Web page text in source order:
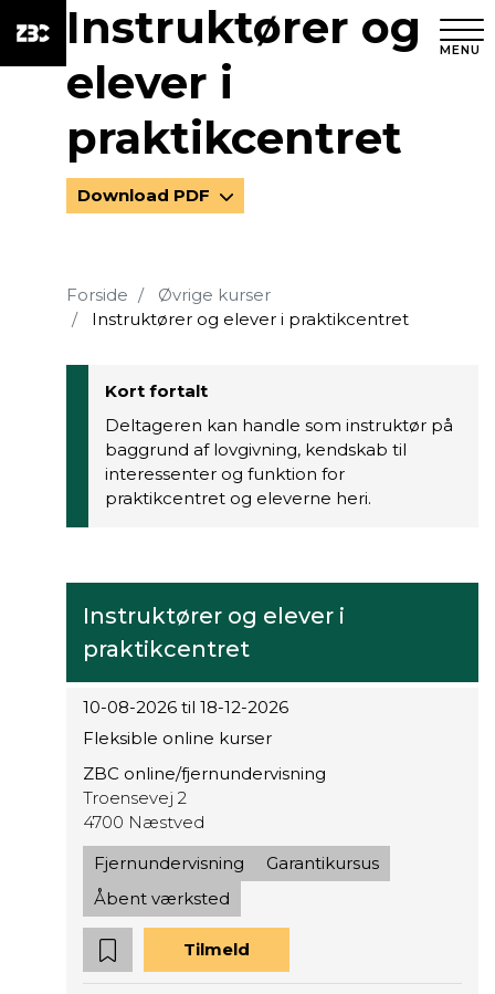
MENU
Instruktører og
elever i
praktikcentret
Download PDF
Forside
Øvrige kurser
Instruktører og elever i praktikcentret
Kort fortalt
Deltageren kan handle som instruktør på
baggrund af lovgivning, kendskab til
interessenter og funktion for
praktikcentret og eleverne heri.
Instruktører og elever i
praktikcentret
10-08-2026 til 18-12-2026
Fleksible online kurser
ZBC online/fjernundervisning
Troensevej 2
4700 Næstved
Fjernundervisning
Garantikursus
Åbent værksted
Tilmeld